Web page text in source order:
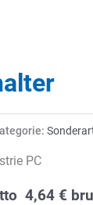
PC
4,64 €